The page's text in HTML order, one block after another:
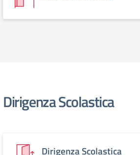
Dirigenza Scolastica
Dirigenza Scolastica